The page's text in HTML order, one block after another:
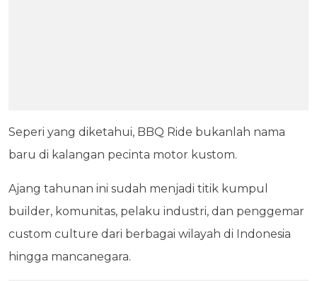
Seperi yang diketahui, BBQ Ride bukanlah nama
baru di kalangan pecinta motor kustom.
Ajang tahunan ini sudah menjadi titik kumpul
builder, komunitas, pelaku industri, dan penggemar
custom culture dari berbagai wilayah di Indonesia
hingga mancanegara.